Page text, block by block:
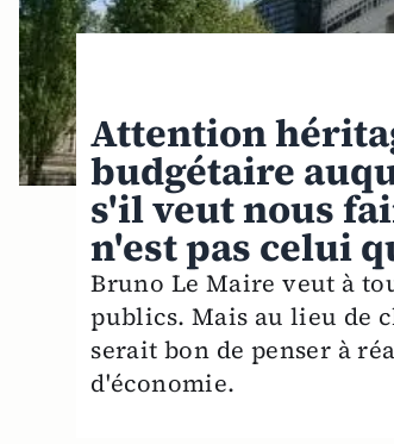
Attention
budgétaire
s'il veut nous
n'est pas celui
Bruno Le Maire veut à
publics. Mais au lieu de
serait bon de penser à
d'économie.